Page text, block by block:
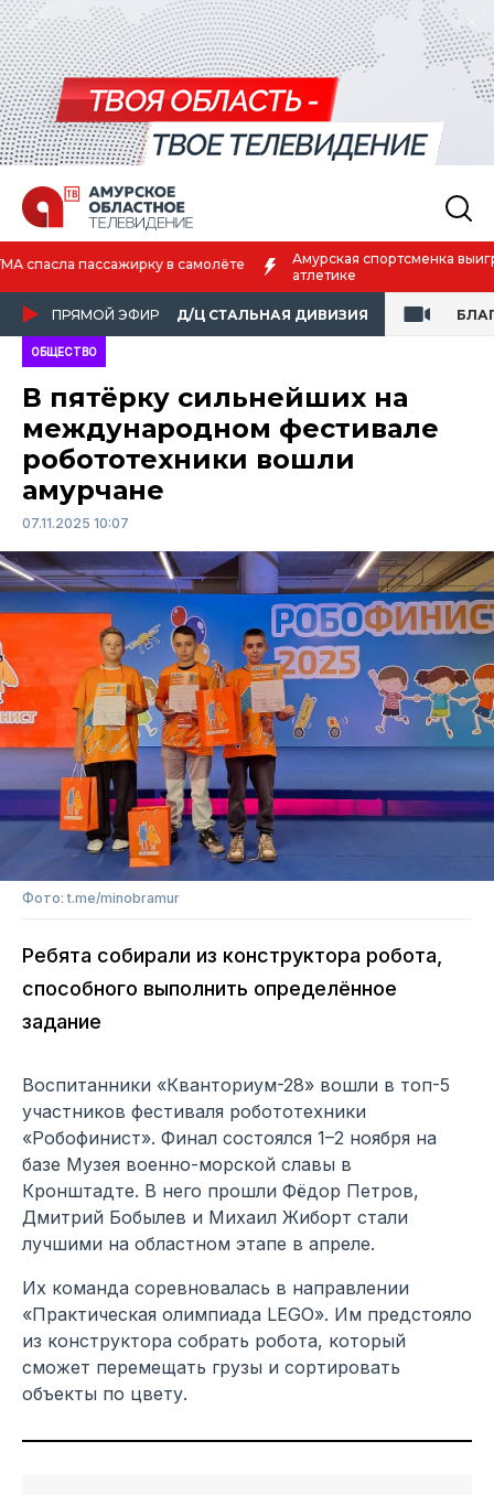
Амурская спортсменка выиграла первенство России по лёгкой
ПРЯМОЙ ЭФИР Д/Ц СТАЛЬНАЯ ДИВИЗИЯ
ОБЩЕСТВО
В пятёрку сильнейших на
международном фестивале
робототехники вошли
амурчане
07.11.2025 10:07
Фото: t.me/minobramur
Ребята собирали из конструктора робота,
способного выполнить определённое
задание
Воспитанники «Кванториум-28» вошли в топ-5
участников фестиваля робототехники
«Робофинист». Финал состоялся 1–2 ноября на
базе Музея военно-морской славы в
Кронштадте. В него прошли Фёдор Петров,
Дмитрий Бобылев и Михаил Жиборт стали
лучшими на областном этапе в апреле.
Их команда соревновалась в направлении
«Практическая олимпиада LEGO». Им предстояло
из конструктора собрать робота, который
сможет перемещать грузы и сортировать
объекты по цвету.